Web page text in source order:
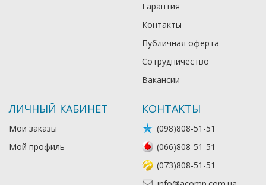
Гарантия
Контакты
Публичная оферта
Сотрудничество
Вакансии
ЛИЧНЫЙ КАБИНЕТ
Мои заказы
Мой профиль
КОНТАКТЫ
(098)808-51-51
(066)808-51-51
(073)808-51-51